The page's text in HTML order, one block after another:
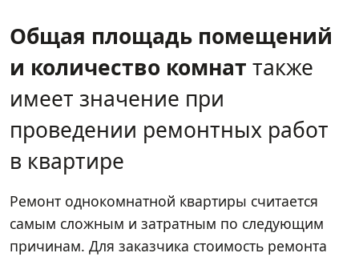
Общая площадь помещений
и количество комнат также
имеет значение при
проведении ремонтных работ
в квартире
Ремонт однокомнатной квартиры считается
самым сложным и затратным по следующим
причинам. Для заказчика стоимость ремонта